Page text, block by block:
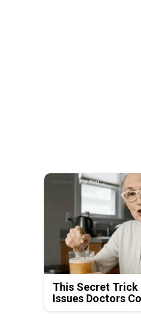
This Secret Trick
Issues Doctors